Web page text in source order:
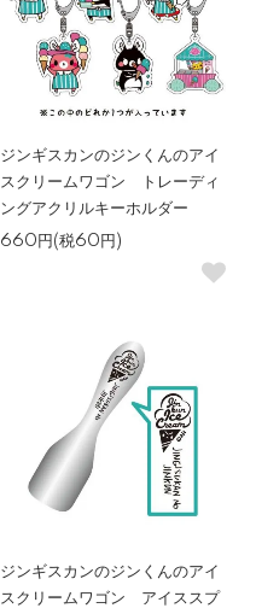
ジンギスカンのジンくんのアイ
スクリームワゴン トレーディ
ングアクリルキーホルダー
660円(税60円)
ジンギスカンのジンくんのアイ
スクリームワゴン アイススプ